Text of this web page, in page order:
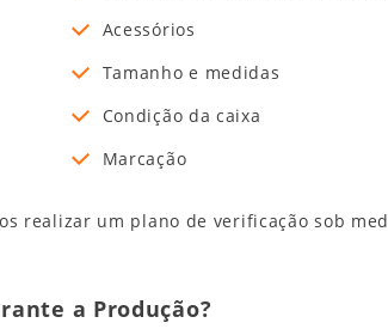
Acessórios
Tamanho e medidas
Condição da caixa
Marcação
realizar um plano de verificação sob
a Produção?